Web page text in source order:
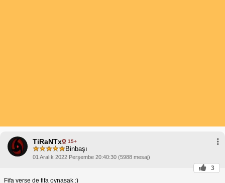
TiRaNTx 15+
Binbaşı
01 Aralık 2022 Perşembe 20:40:30 (5988 mesaj)
3
Fifa verse de fifa oynasak :)